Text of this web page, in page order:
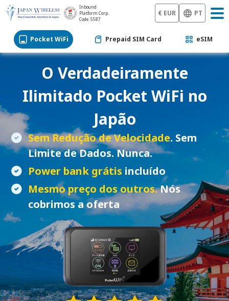
Inbound
Platform Corp.
Code: 5587
€ EUR PT
Pocket WiFi Prepaid SIM Card eSIM
O Verdadeiramente
Ilimitado Pocket WiFi no
Japão
Sem Redução de Velocidade. Sem
Limite de Dados. Nunca.
Power bank grátis incluído
Mesmo preço dos outros.Nós
cobrimos a oferta